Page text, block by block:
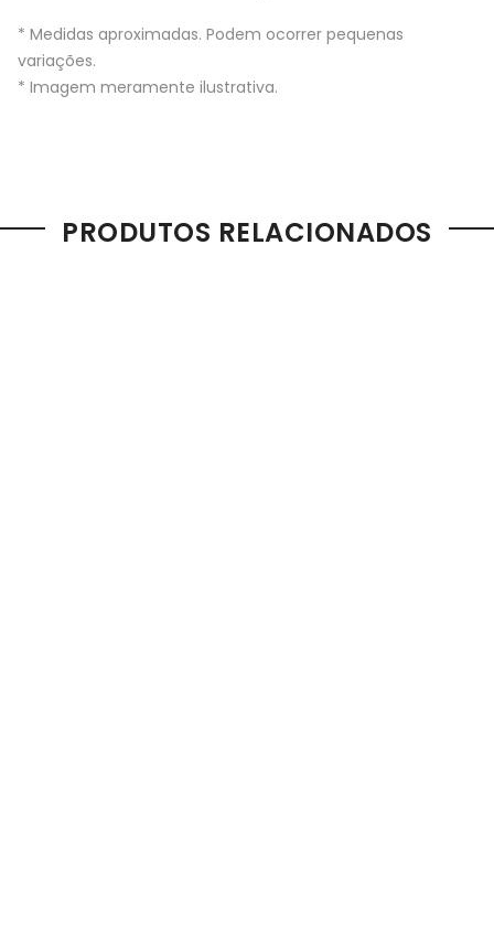
* Medidas aproximadas. Podem ocorrer pequenas
variações.
* Imagem meramente ilustrativa.
PRODUTOS RELACIONADOS